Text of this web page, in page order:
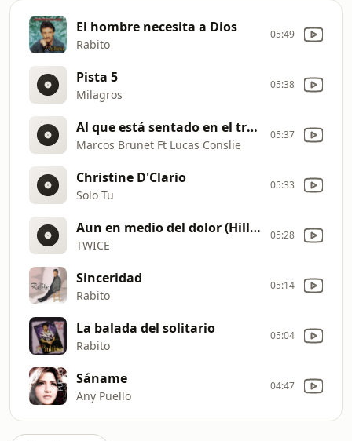
El hombre necesita a Dios
Rabito
05:49
Pista 5
Milagros
05:38
Al que está sentado en el trono (Con letras)
Marcos Brunet Ft Lucas Conslie
05:37
Christine D'Clario
Solo Tu
05:33
Aun en medio del dolor (Hillsong United
TWICE
05:28
Sinceridad
Rabito
05:14
La balada del solitario
Rabito
05:04
Sáname
Any Puello
04:47